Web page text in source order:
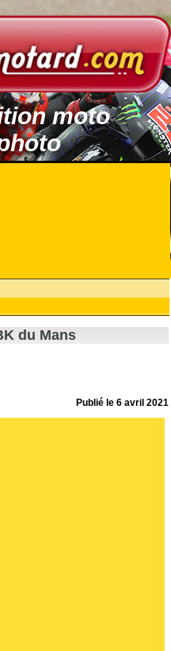
moto
du Mans
Publié le6 avril 2021